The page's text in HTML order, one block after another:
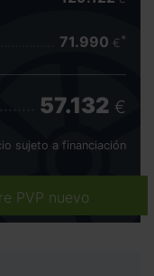
PVP nuevo
71.990 €
57.132 €
sujeto a financiación